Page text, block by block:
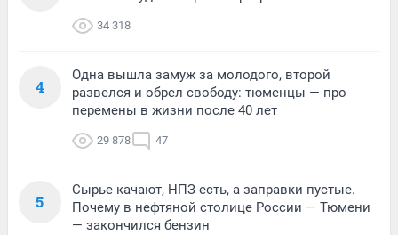
34 318
4
Одна вышла замуж за молодого, второй
развелся и обрел свободу: тюменцы — про
перемены в жизни после 40 лет
29 878 47
5
Сырье качают, НПЗ есть, а заправки пустые.
Почему в нефтяной столице России — Тюмени
— закончился бензин